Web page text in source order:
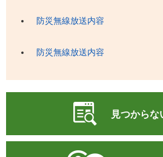
防災無線放送内容
防災無線放送内容
見つからな